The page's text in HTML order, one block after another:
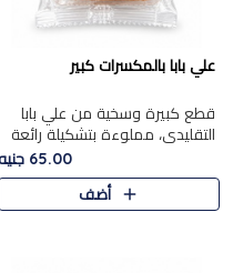
علي بابا بالمكسرات كبير
قطع كبيرة وسخية من علي بابا
التقليدي، مملوءة بتشكيلة رائعة
من المكسرات المحمصة المحمرة.
65.00 جنيه
أضف